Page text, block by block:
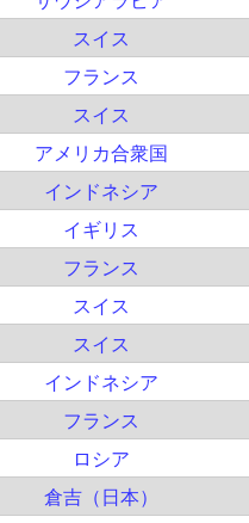
スイス
フランス
スイス
アメリカ合衆国
インドネシア
イギリス
フランス
スイス
スイス
インドネシア
フランス
ロシア
倉吉（日本）